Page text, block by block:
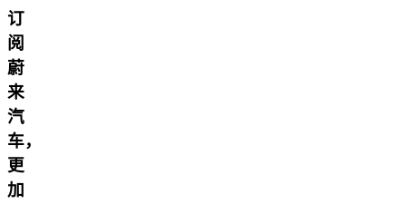
订
阅
蔚
来
汽
车，
更
加